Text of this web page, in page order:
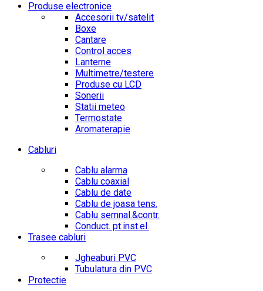
Produse electronice
Accesorii tv/satelit
Boxe
Cantare
Control acces
Lanterne
Multimetre/testere
Produse cu LCD
Sonerii
Statii meteo
Termostate
Aromaterapie
Cabluri
Cablu alarma
Cablu coaxial
Cablu de date
Cablu de joasa tens.
Cablu semnal.&contr.
Conduct. pt.inst.el.
Trasee cabluri
Jgheaburi PVC
Tubulatura din PVC
Protectie